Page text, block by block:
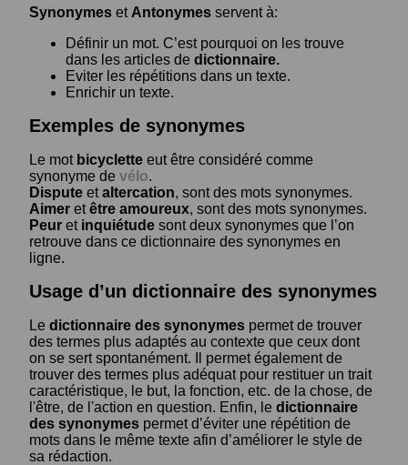
Synonymes et Antonymes servent à:
Définir un mot. C’est pourquoi on les trouve
dans les articles de dictionnaire.
Eviter les répétitions dans un texte.
Enrichir un texte.
Exemples de synonymes
Le mot bicyclette eut être considéré comme
synonyme de vélo.
Dispute etaltercation, sont des mots synonymes.
Aimer etêtre amoureux, sont des mots synonymes.
Peur et inquiétude sont deux synonymes que l’on
retrouve dans ce dictionnaire des synonymes en
ligne.
Usage d’un dictionnaire des synonymes
Le dictionnaire des synonymes permet de trouver
des termes plus adaptés au contexte que ceux dont
on se sert spontanément. Il permet également de
trouver des termes plus adéquat pour restituer un trait
caractéristique, le but, la fonction, etc. de la chose, de
l'être, de l'action en question. Enfin, le dictionnaire
des synonymes permet d’éviter une répétition de
mots dans le même texte afin d’améliorer le style de
sa rédaction.